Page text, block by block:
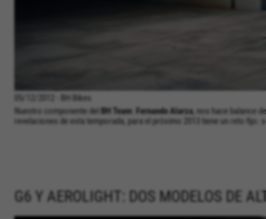
05/12/2012 - BH Bikes
Nuestro componente del BH Team: Fernando Alarza, nos hace balance
revelaciones de esta temporada, para el próximo 2013 tiene un reto fijo:
G6 Y AEROLIGHT: DOS MODELOS DE